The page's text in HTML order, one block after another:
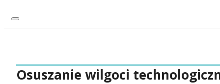
Osuszanie wilgoci